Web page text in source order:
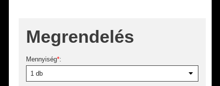
Megrendelés
Mennyiség*: